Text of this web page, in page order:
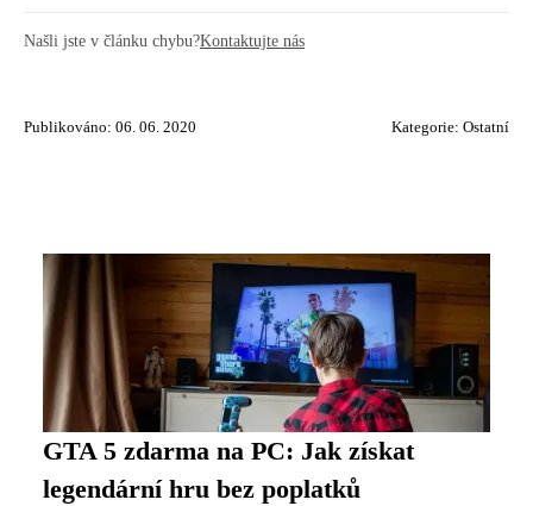
Našli jste v článku chybu?Kontaktujte nás
Publikováno: 06. 06. 2020 Kategorie: Ostatní
GTA 5 zdarma na PC: Jak získat
legendární hru bez poplatků